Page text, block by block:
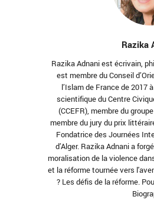
Razika
Razika Adnani est écrivain,
est membre du Conseil
l’Islam de France de 2017
scientifique du Centre
(CCEFR), membre du
membre du jury du prix
Fondatrice des Journées
d’Alger. Razika Adnani a
moralisation de la violence
et la réforme tournée vers
? Les défis de la réforme.